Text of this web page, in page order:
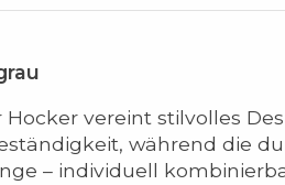
Hocker vereint stilvolles
während die
– individuell